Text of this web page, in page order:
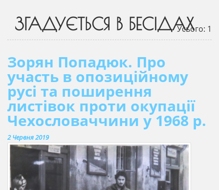
ЗГАДУЄТЬСЯ В БЕСІДАХУсього: 1
Зорян Попадюк. Про
участь в опозиційному
русі та поширення
листівок проти окупації
Чехословаччини у 1968 р.
2 Червня 2019